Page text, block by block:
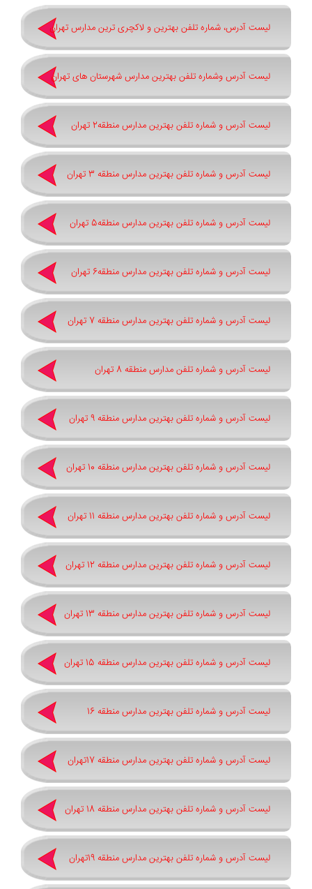
لیست آدرس، شماره تلفن بهترین و لاکچری ترین مدارس تهران
لیست آدرس وشماره تلفن بهترین مدارس شهرستان های تهران
لیست آدرس و شماره تلفن بهترین مدارس منطقه2 تهران
لیست آدرس و شماره تلفن بهترین مدارس منطقه 3 تهران
لیست آدرس و شماره تلفن بهترین مدارس منطقه5 تهران
لیست آدرس و شماره تلفن بهترین مدارس منطقه6 تهران
لیست آدرس و شماره تلفن بهترین مدارس منطقه 7 تهران
لیست آدرس و شماره تلفن مدارس منطقه 8 تهران
لیست آدرس و شماره تلفن بهترین مدارس منطقه 9 تهران
لیست آدرس و شماره تلفن بهترین مدارس منطقه 10 تهران
لیست آدرس و شماره تلفن بهترین مدارس منطقه 11 تهران
لیست آدرس و شماره تلفن بهترین مدارس منطقه 12 تهران
لیست آدرس و شماره تلفن بهترین مدارس منطقه 13 تهران
لیست آدرس و شماره تلفن بهترین مدارس منطقه 15 تهران
لیست آدرس و شماره تلفن بهترین مدارس منطقه 16
لیست آدرس و شماره تلفن بهترین مدارس منطقه 17تهران
لیست آدرس و شماره تلفن بهترین مدارس منطقه 18 تهران
لیست آدرس و شماره تلفن بهترین مدارس منطقه 19تهران